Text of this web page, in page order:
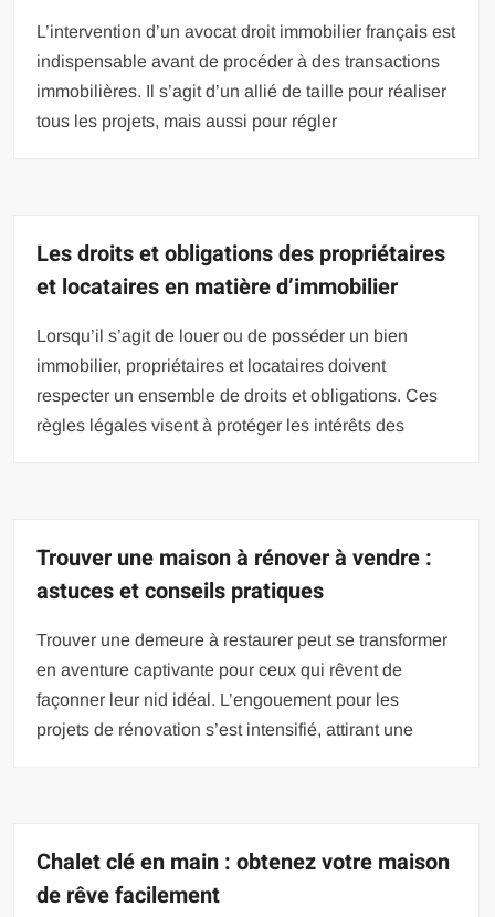
L’intervention d’un avocat droit immobilier français est
indispensable avant de procéder à des transactions
immobilières. Il s’agit d’un allié de taille pour réaliser
tous les projets, mais aussi pour régler
Les droits et obligations des propriétaires
et locataires en matière d’immobilier
Lorsqu’il s’agit de louer ou de posséder un bien
immobilier, propriétaires et locataires doivent
respecter un ensemble de droits et obligations. Ces
règles légales visent à protéger les intérêts des
Trouver une maison à rénover à vendre :
astuces et conseils pratiques
Trouver une demeure à restaurer peut se transformer
en aventure captivante pour ceux qui rêvent de
façonner leur nid idéal. L’engouement pour les
projets de rénovation s’est intensifié, attirant une
Chalet clé en main : obtenez votre maison
de rêve facilement